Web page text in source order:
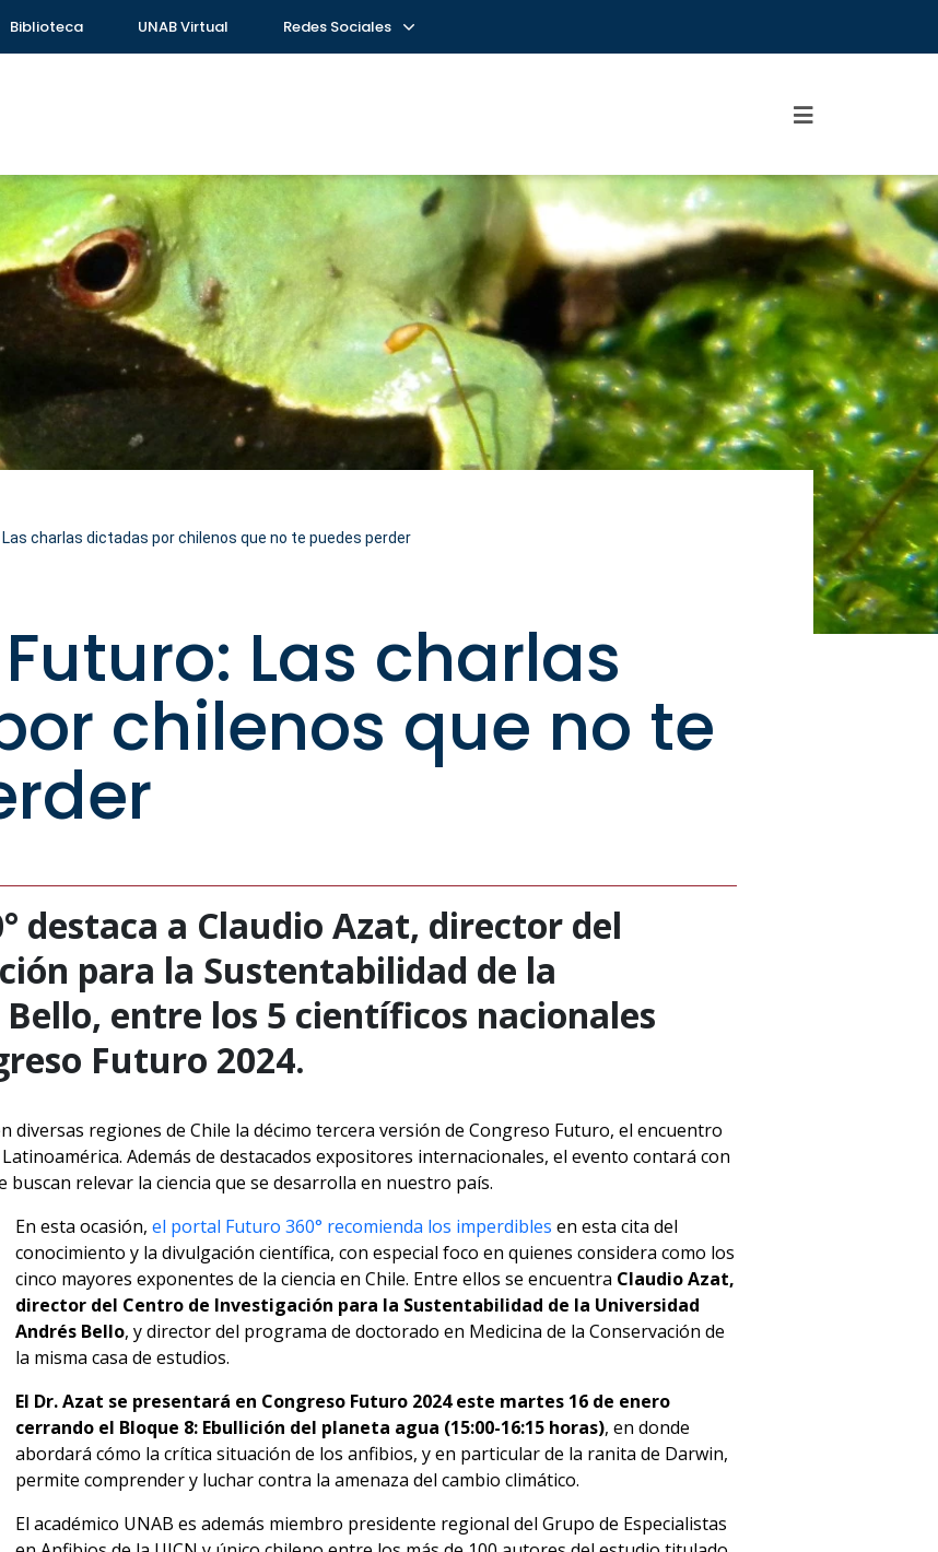
Biblioteca UNAB Virtual Redes Sociales
charlas dictadas por chilenos que no te puedes perder
Las charlas
chilenos que no te
destaca a Claudio Azat, director del
para la Sustentabilidad de la
entre los 5 científicos nacionales
Futuro 2024.
diversas regiones de Chile la décimo tercera versión de Congreso Futuro, el encuentro
Además de destacados expositores internacionales, el evento contará con
buscan relevar la ciencia que se desarrolla en nuestro país.
En esta ocasión, el portal Futuro 360° recomienda los imperdibles en esta cita del
conocimiento y la divulgación científica, con especial foco en quienes considera como los
cinco mayores exponentes de la ciencia en Chile. Entre ellos se encuentra Claudio Azat,
director del Centro de Investigación para la Sustentabilidad de la Universidad
Andrés Bello, y director del programa de doctorado en Medicina de la Conservación de
la misma casa de estudios.
El Dr. Azat se presentará en Congreso Futuro 2024 este martes 16 de enero
cerrando el Bloque 8: Ebullición del planeta agua (15:00-16:15 horas), en donde
abordará cómo la crítica situación de los anfibios, y en particular de la ranita de Darwin,
permite comprender y luchar contra la amenaza del cambio climático.
El académico UNAB es además miembro presidente regional del Grupo de Especialistas